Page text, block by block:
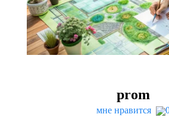
prom
мне нравится